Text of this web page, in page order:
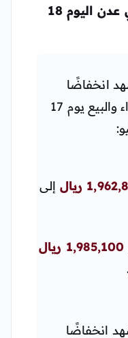
تقرير أسعار الذهب في عدن اليوم 18
انخفاضًا
ملحوظًا في أسعار الشراء والبيع يوم 17
ريال
إلى
1,985,100 ريال
انخفاضًا